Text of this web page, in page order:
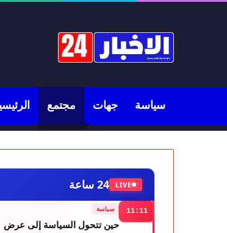
سياسة جهات مجتمع
LIVE 24 ساعة
11:11 سياسة
حين تتحول السياسة إلى عرض